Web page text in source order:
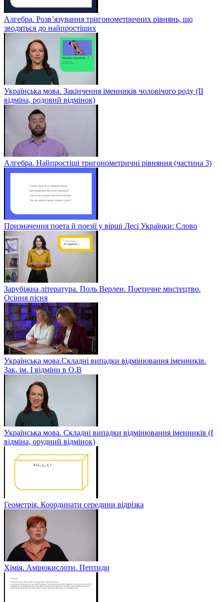
Алгебра. Розв’язування тригонометричних рівнянь, що
зводяться до найпростіших
Українська мова. Закінчення іменників чоловічого роду (ІІ
відміна, родовий відмінок)
Алгебра. Найпростіші тригонометричні рівняння (частина 3)
Призначення поета й поезії у вірші Лесі Українки: Слово
Зарубіжна література. Поль Верлен. Поетичне мистецтво.
Осіння пісня
Українська мова.Складні випадки відмінювання іменників.
Зак. ім. І відміни в О.В
Українська мова. Складні випадки відмінювання іменників (І
відміна, орудний відмінок)
Геометрія. Координати середини відрізка
Хімія. Амінокислоти. Пептиди